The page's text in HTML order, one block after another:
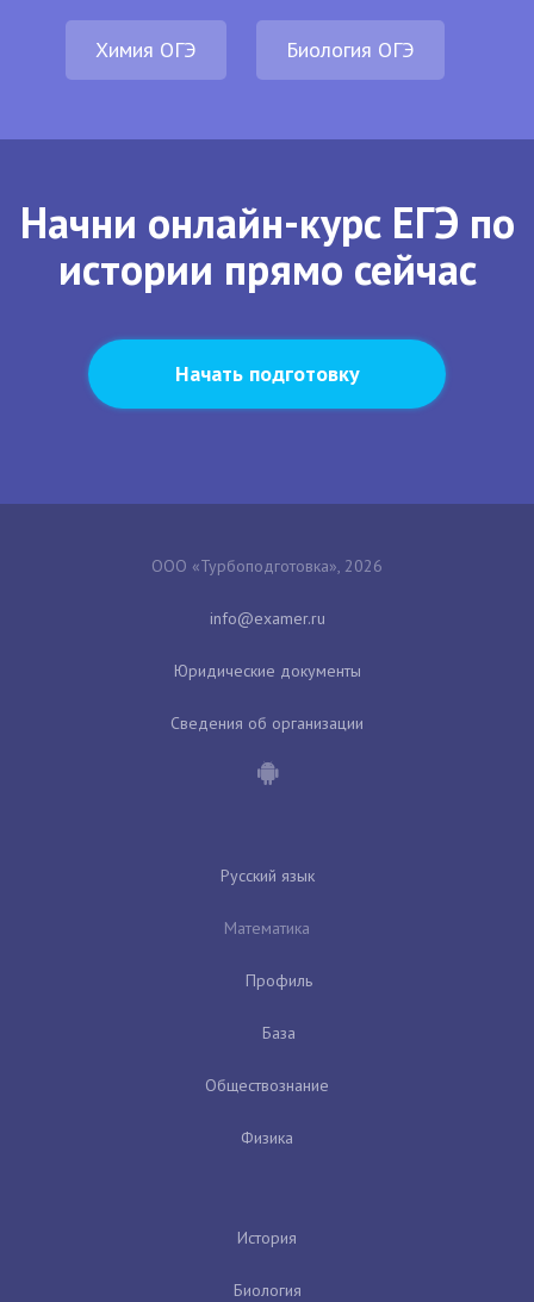
Химия ОГЭ Биология ОГЭ
Начни онлайн-курс ЕГЭ по
истории прямо сейчас
Начать подготовку
ООО «Турбоподготовка», 2026
Юридические документы
Сведения об организации
Русский язык
Математика
Профиль
База
Обществознание
Физика
История
Биология